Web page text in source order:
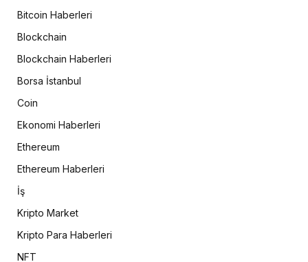
Bitcoin Haberleri
Blockchain
Blockchain Haberleri
Borsa İstanbul
Coin
Ekonomi Haberleri
Ethereum
Ethereum Haberleri
İş
Kripto Market
Kripto Para Haberleri
NFT